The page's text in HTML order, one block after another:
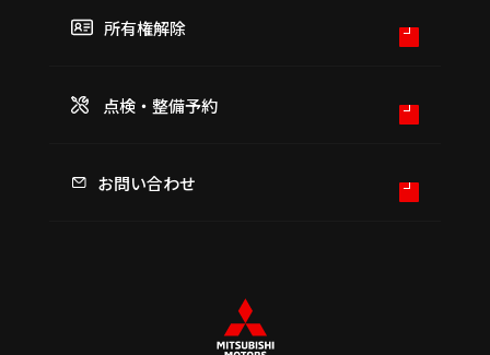
所有権解除
点検・整備予約
お問い合わせ